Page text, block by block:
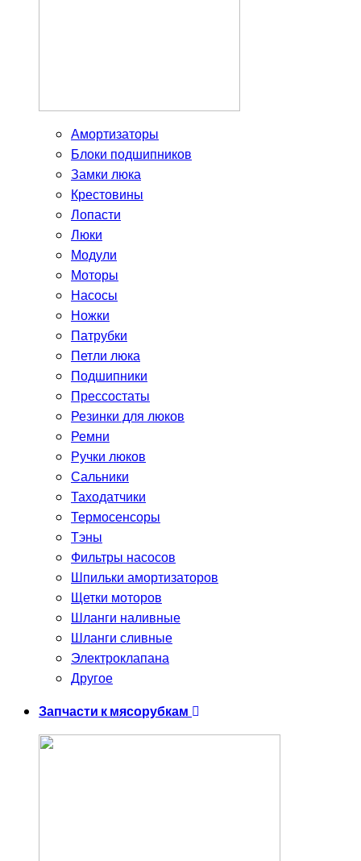
Амортизаторы
Блоки подшипников
Замки люка
Крестовины
Лопасти
Люки
Модули
Моторы
Насосы
Ножки
Патрубки
Петли люка
Подшипники
Прессостаты
Резинки для люков
Ремни
Ручки люков
Сальники
Таходатчики
Термосенсоры
Тэны
Фильтры насосов
Шпильки амортизаторов
Щетки моторов
Шланги наливные
Шланги сливные
Электроклапана
Другое
Запчасти к мясорубкам